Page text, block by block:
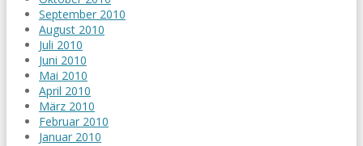
September 2010
August 2010
Juli 2010
Juni 2010
Mai 2010
April 2010
März 2010
Februar 2010
Januar 2010